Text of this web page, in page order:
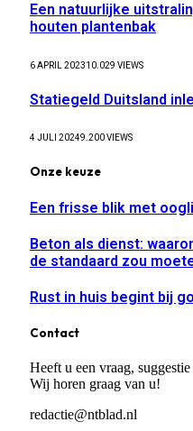
Een natuurlijke
houten plantenbak
6 APRIL 202310.029 VIEWS
Statiegeld Duitsland
4 JULI 20249.200VIEWS
Onze keuze
Een frisse blik met
Beton als dienst:
de standaard zou
Rust in huis begint bij
Contact
Heeft u een vraag,
Wij horen graag van u!
redactie@ntblad.nl